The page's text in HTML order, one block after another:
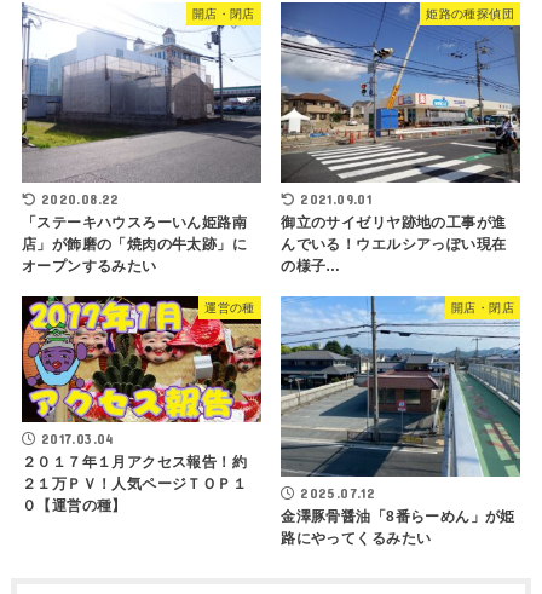
開店・閉店
2020.08.22
「ステーキハウスろーいん姫路南
店」が飾磨の「焼肉の牛太跡」に
オープンするみたい
姫路の種探偵団
2021.09.01
御立のサイゼリヤ跡地の工事が進
んでいる！ウエルシアっぽい現在
の様子…
運営の種
2017.03.04
２０１７年１月アクセス報告！約
２１万ＰＶ！人気ページＴＯＰ１
０【運営の種】
開店・閉店
2025.07.12
金澤豚骨醤油「8番らーめん」が姫
路にやってくるみたい